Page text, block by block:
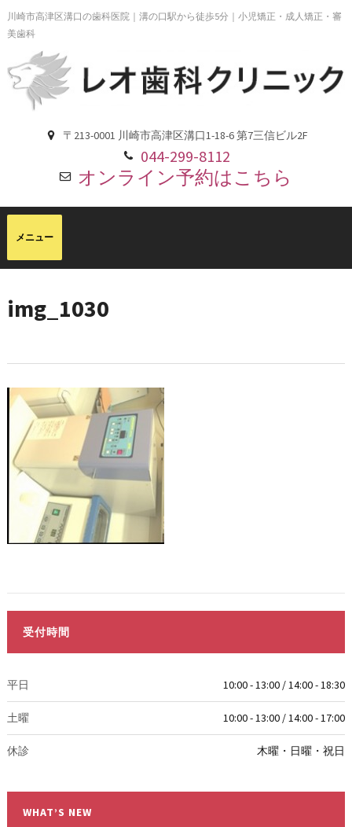
川崎市高津区溝口の歯科医院｜溝の口駅から徒歩5分｜小児矯正・成人矯正・審
美歯科
〒213-0001 川崎市高津区溝口1-18-6 第7三信ビル2F
044-299-8112
オンライン予約はこちら
img_1030
受付時間
平日 10:00 - 13:00 / 14:00 - 18:30
土曜 10:00 - 13:00 / 14:00 - 17:00
休診 木曜・日曜・祝日
WHAT’S NEW